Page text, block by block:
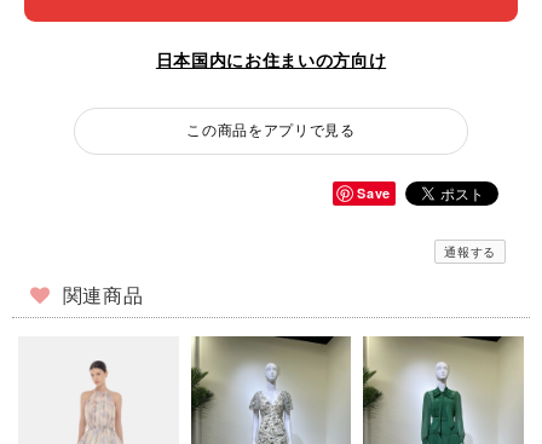
日本国内にお住まいの方向け
この商品をアプリで見る
Save
通報する
関連商品